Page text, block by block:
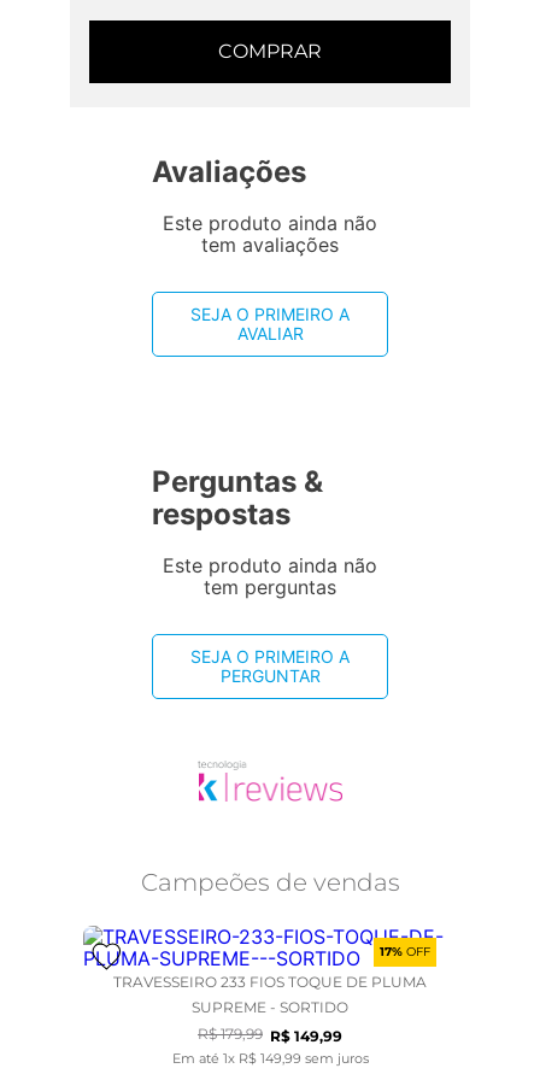
COMPRAR
Avaliações
Este produto ainda não
tem avaliações
SEJA O PRIMEIRO A
AVALIAR
Perguntas &
respostas
Este produto ainda não
tem perguntas
SEJA O PRIMEIRO A
PERGUNTAR
Campeões de vendas
17% OFF
TRAVESSEIRO 233 FIOS TOQUE DE PLUMA
SUPREME - SORTIDO
R$ 179,99 R$ 149,99
Em até 1x R$ 149 99 sem juros